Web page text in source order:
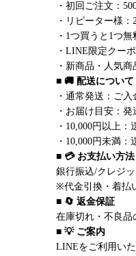
・初回ご注文：
・リピーター様：
・1つ買うと1つ
・LINE限定クー
・新商品・人気
■ 🚚 配送について
・通常発送：ご
・お届け目安：発
・10,000円以上
・10,000円未満：
■ 💳 お支払い方法
銀行振込/クレジ
※代金引換・着払
■ 🔄 返金保証
在庫切れ・不良品
■ 💡 ご案内
LINEをご利用い